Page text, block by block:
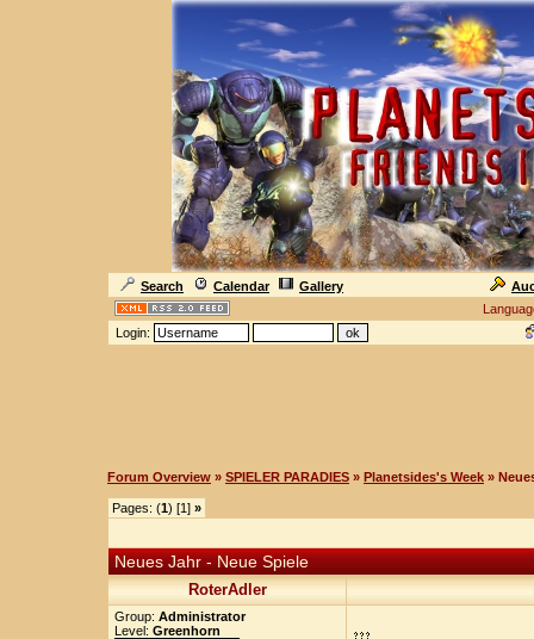
Search Calendar Gallery
Login:
Forum Overview » SPIELER PARADIES » Planetsides's Week »
Pages: (1) [1] »
Neues Jahr - Neue Spiele
RoterAdler
Group: Administrator
Level: Greenhorn